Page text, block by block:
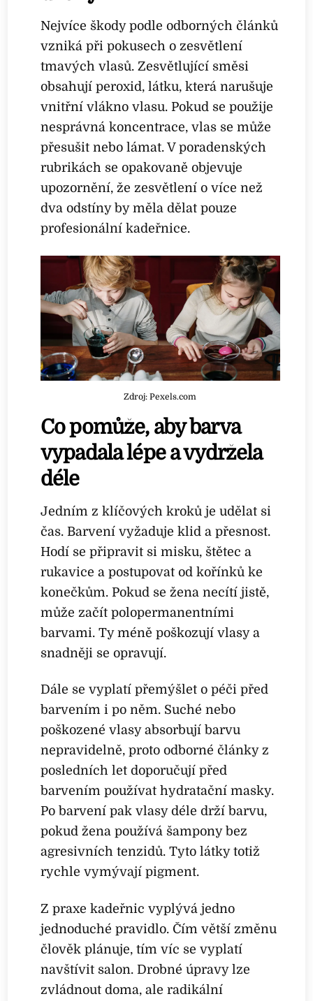
Nejvíce škody podle odborných článků
vzniká při pokusech o zesvětlení
tmavých vlasů. Zesvětlující směsi
obsahují peroxid, látku, která narušuje
vnitřní vlákno vlasu. Pokud se použije
nesprávná koncentrace, vlas se může
přesušit nebo lámat. V poradenských
rubrikách se opakovaně objevuje
upozornění, že zesvětlení o více než
dva odstíny by měla dělat pouze
profesionální kadeřnice.
Zdroj: Pexels.com
Co pomůže, aby barva
vypadala lépe a vydržela
déle
Jedním z klíčových kroků je udělat si
čas. Barvení vyžaduje klid a přesnost.
Hodí se připravit si misku, štětec a
rukavice a postupovat od kořínků ke
konečkům. Pokud se žena necítí jistě,
může začít polopermanentními
barvami. Ty méně poškozují vlasy a
snadněji se opravují.
Dále se vyplatí přemýšlet o péči před
barvením i po něm. Suché nebo
poškozené vlasy absorbují barvu
nepravidelně, proto odborné články z
posledních let doporučují před
barvením používat hydratační masky.
Po barvení pak vlasy déle drží barvu,
pokud žena používá šampony bez
agresivních tenzidů. Tyto látky totiž
rychle vymývají pigment.
Z praxe kadeřnic vyplývá jedno
jednoduché pravidlo. Čím větší změnu
člověk plánuje, tím víc se vyplatí
navštívit salon. Drobné úpravy lze
zvládnout doma, ale radikální